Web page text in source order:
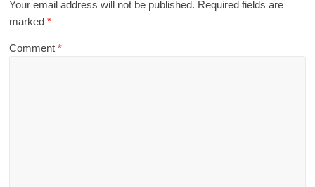
Your email address will not be published. Required fields are
marked*
Comment*